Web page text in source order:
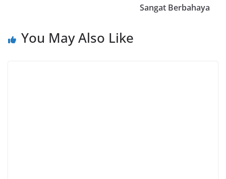
Sangat Berbahaya
You May Also Like